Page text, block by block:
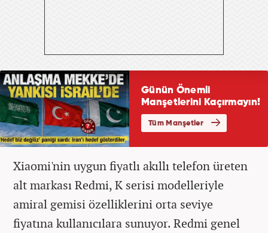
Xiaomi'nin uygun fiyatlı akıllı telefon üreten
alt markası Redmi, K serisi modelleriyle
amiral gemisi özelliklerini orta seviye
fiyatına kullanıcılara sunuyor. Redmi genel